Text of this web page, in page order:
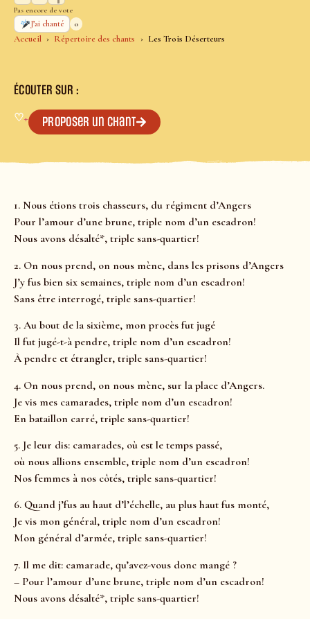
Accueil Répertoire des chants Les Trois Déserteurs
Pas encore de vote
J’ai chanté
0
ÉCOUTER SUR :
♡+ Proposer un chant
1. Nous étions trois chasseurs, du régiment d’Angers
Pour l’amour d’une brune, triple nom d’un escadron!
Nous avons désalté*, triple sans-quartier!
2. On nous prend, on nous mène, dans les prisons d’Angers
J’y fus bien six semaines, triple nom d’un escadron!
Sans être interrogé, triple sans-quartier!
3. Au bout de la sixième, mon procès fut jugé
Il fut jugé-t-à pendre, triple nom d’un escadron!
À pendre et étrangler, triple sans-quartier!
4. On nous prend, on nous mène, sur la place d’Angers.
Je vis mes camarades, triple nom d’un escadron!
En bataillon carré, triple sans-quartier!
5. Je leur dis: camarades, où est le temps passé,
où nous allions ensemble, triple nom d’un escadron!
Nos femmes à nos côtés, triple sans-quartier!
6. Quand j’fus au haut d’l’échelle, au plus haut fus monté,
Je vis mon général, triple nom d’un escadron!
Mon général d’armée, triple sans-quartier!
7. Il me dit: camarade, qu’avez-vous donc mangé ?
– Pour l’amour d’une brune, triple nom d’un escadron!
Nous avons désalté*, triple sans-quartier!